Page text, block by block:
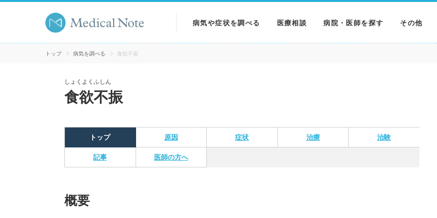
病気や症状を調べる
病気を調べる
医療相談 病院・医師を探す
病院を探す
その他
MNニュー
トップ 病気を調べる 食欲不振
しょくよくふしん
食欲不振
トップ 原因 症状 治療 治験
記事 医師の方へ
概要